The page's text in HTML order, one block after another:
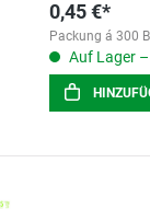
0,45 €*
Packung á 300
Auf Lager